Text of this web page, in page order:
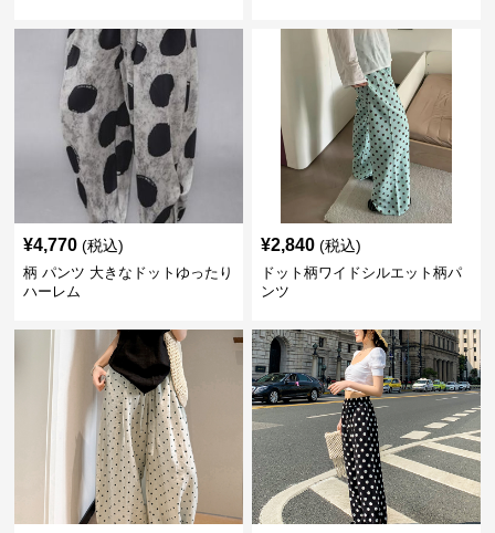
¥4,770 (税込)
柄 パンツ 大きなドットゆったり
ハーレム
¥2,840 (税込)
ドット柄ワイドシルエット柄パ
ンツ